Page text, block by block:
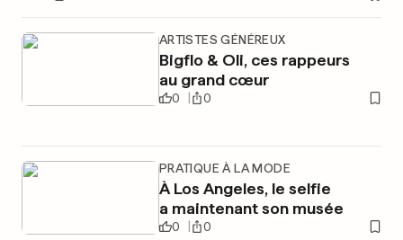
ARTISTES GÉNÉREUX
Bigflo & Oli, ces rappeurs
au grand cœur
0 0
PRATIQUE À LA MODE
À Los Angeles, le selfie
a maintenant son musée
0 0